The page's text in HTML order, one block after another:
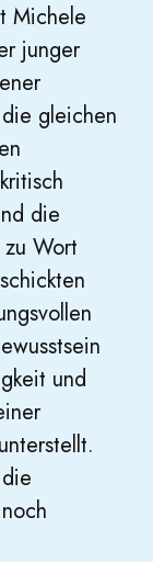
Michele
junger
gleichen
die
Wort
und